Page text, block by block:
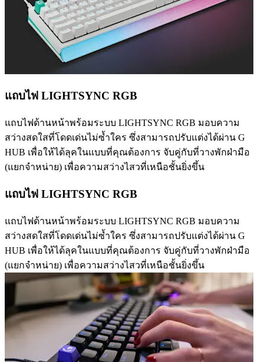
แถบไฟ LIGHTSYNC RGB
แถบไฟด้านหน้าพร้อมระบบ LIGHTSYNC RGB มอบความ
สว่างสดใสที่โดดเด่นไม่ซ้ำใคร ซึ่งสามารถปรับแต่งได้ผ่าน G
HUB เพื่อให้ได้ลุคในแบบที่คุณต้องการ จับคู่กับที่วางพักฝ่ามือ
(แยกจำหน่าย) เพื่อความสว่างไสวที่เหนือชั้นยิ่งขึ้น
แถบไฟ LIGHTSYNC RGB
แถบไฟด้านหน้าพร้อมระบบ LIGHTSYNC RGB มอบความ
สว่างสดใสที่โดดเด่นไม่ซ้ำใคร ซึ่งสามารถปรับแต่งได้ผ่าน G
HUB เพื่อให้ได้ลุคในแบบที่คุณต้องการ จับคู่กับที่วางพักฝ่ามือ
(แยกจำหน่าย) เพื่อความสว่างไสวที่เหนือชั้นยิ่งขึ้น